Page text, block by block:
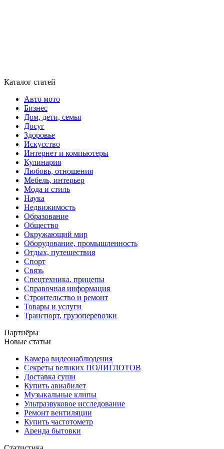
Каталог статей
Авто мото
Бизнес
Дом, дети, семья
Досуг
Здоровье
Искусство
Интернет и компьютеры
Кулинария
Любовь, отношения
Мебель, интерьер
Мода и стиль
Наука
Недвижимость
Образование
Общество
Окружающий мир
Оборудование, промышленность
Отдых, путешествия
Спорт
Связь
Спецтехника, прицепы
Справочная информация
Строительство и ремонт
Товары и услуги
Транспорт, грузоперевозки
Партнёры
Новые статьи
Камера видеонаблюдения
Секреты великих ПОЛИГЛОТОВ
Доставка суши
Купить авиабилет
Музыкальные клипы
Ультразвуковое исследование
Ремонт вентиляции
Купить частотометр
Аренда бытовки